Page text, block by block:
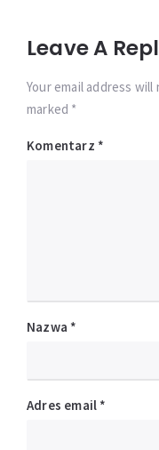
Leave A
Your email address
marked *
Komentarz *
Nazwa *
Adres email *